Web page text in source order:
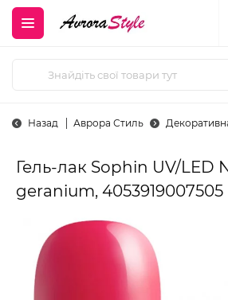
Назад Аврора Стиль
Гель-лак Sophin UV/LED
geranium, 4053919007505